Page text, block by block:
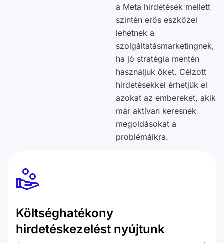
a Meta hirdetések mellett
szintén erős eszközei
lehetnek a
szolgáltatásmarketingnek,
ha jó stratégia mentén
használjuk őket. Célzott
hirdetésekkel érhetjük el
azokat az embereket, akik
már aktívan keresnek
megoldásokat a
problémáikra.
Költséghatékony
hirdetéskezelést nyújtunk